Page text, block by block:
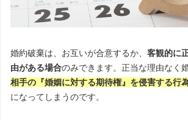
婚約破棄は、お互いが合意するか、 客観的に
由がある場合のみできます。正当な理由なく
相手の『婚姻に対する期待権』を侵害する行
になってしまうのです。